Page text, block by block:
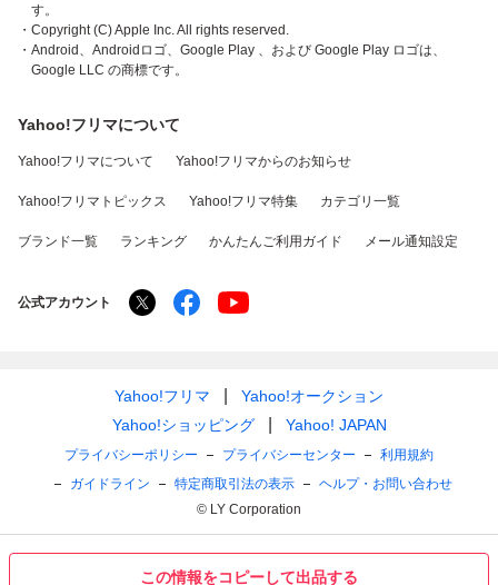
この情報をコピーして出品する
す。
・Copyright (C) Apple Inc. All rights reserved.
・Android、Androidロゴ、Google Play 、および Google Play ロゴは、
Google LLC の商標です。
Yahoo!フリマについて
Yahoo!フリマについて Yahoo!フリマからのお知らせ
Yahoo!フリマトピックス Yahoo!フリマ特集 カテゴリ一覧
ブランド一覧 ランキング かんたんご利用ガイド メール通知設定
公式アカウント
Yahoo!フリマ
Yahoo!オークション
Yahoo!ショッピング
Yahoo! JAPAN
プライバシーポリシー プライバシーセンター
利用規約
ガイドライン
特定商取引法の表示
ヘルプ・お問い合わせ
© LY Corporation